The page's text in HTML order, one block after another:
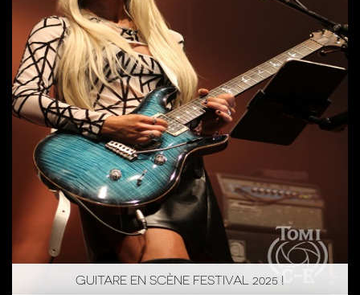
GUITARE EN SCÈNE FESTIVAL 2025 !